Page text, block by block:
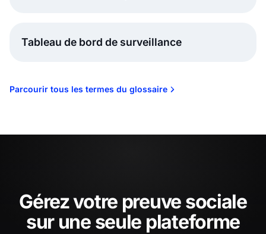
Tableau de bord de surveillance
Parcourir tous les termes du glossaire
Gérez votre preuve sociale
sur une seule plateforme